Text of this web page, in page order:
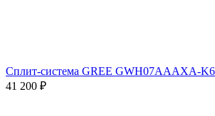
Сплит-система GREE GWH07AAAXA-
41 200 ₽